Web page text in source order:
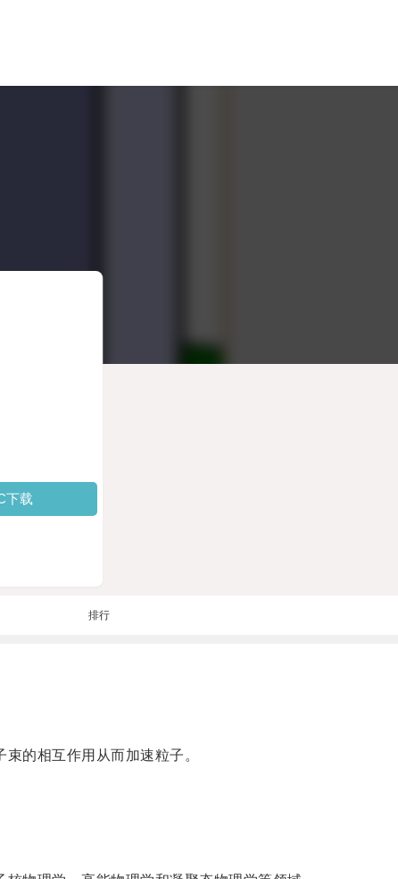
下载
排行
的相互作用从而加速粒子。